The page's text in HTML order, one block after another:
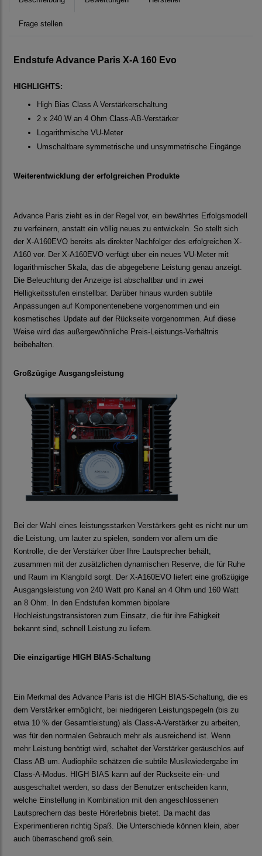
Frage stellen
Endstufe Advance Paris X-A 160 Evo
HIGHLIGHTS:
High Bias Class A Verstärkerschaltung
2 x 240 W an 4 Ohm Class-AB-Verstärker
Logarithmische VU-Meter
Umschaltbare symmetrische und unsymmetrische Eingänge
Weiterentwicklung der erfolgreichen Produkte
Advance Paris zieht es in der Regel vor, ein bewährtes Erfolgsmodell
zu verfeinern, anstatt ein völlig neues zu entwickeln. So stellt sich
der X-A160EVO bereits als direkter Nachfolger des erfolgreichen X-
A160 vor. Der X-A160EVO verfügt über ein neues VU-Meter mit
logarithmischer Skala, das die abgegebene Leistung genau anzeigt.
Die Beleuchtung der Anzeige ist abschaltbar und in zwei
Helligkeitsstufen einstellbar. Darüber hinaus wurden subtile
Anpassungen auf Komponentenebene vorgenommen und ein
kosmetisches Update auf der Rückseite vorgenommen. Auf diese
Weise wird das außergewöhnliche Preis-Leistungs-Verhältnis
beibehalten.
Großzügige Ausgangsleistung
Bei der Wahl eines leistungsstarken Verstärkers geht es nicht nur um
die Leistung, um lauter zu spielen, sondern vor allem um die
Kontrolle, die der Verstärker über Ihre Lautsprecher behält,
zusammen mit der zusätzlichen dynamischen Reserve, die für Ruhe
und Raum im Klangbild sorgt. Der X-A160EVO liefert eine großzügige
Ausgangsleistung von 240 Watt pro Kanal an 4 Ohm und 160 Watt
an 8 Ohm. In den Endstufen kommen bipolare
Hochleistungstransistoren zum Einsatz, die für ihre Fähigkeit
bekannt sind, schnell Leistung zu liefern.
Die einzigartige HIGH BIAS-Schaltung
Ein Merkmal des Advance Paris ist die HIGH BIAS-Schaltung, die es
dem Verstärker ermöglicht, bei niedrigeren Leistungspegeln (bis zu
etwa 10 % der Gesamtleistung) als Class-A-Verstärker zu arbeiten,
was für den normalen Gebrauch mehr als ausreichend ist. Wenn
mehr Leistung benötigt wird, schaltet der Verstärker geräuschlos auf
Class AB um. Audiophile schätzen die subtile Musikwiedergabe im
Class-A-Modus. HIGH BIAS kann auf der Rückseite ein- und
ausgeschaltet werden, so dass der Benutzer entscheiden kann,
welche Einstellung in Kombination mit den angeschlossenen
Lautsprechern das beste Hörerlebnis bietet. Da macht das
Experimentieren richtig Spaß. Die Unterschiede können klein, aber
auch überraschend groß sein.